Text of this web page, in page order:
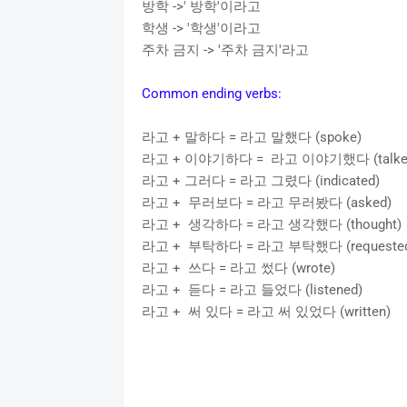
방학 ->' 방학'이라고
학생 -> '학생'이라고
주차 금지 -> '주차 금지'라고
Common ending verbs:
라고 + 말하다 = 라고 말했다 (spoke)
라고 + 이야기하다 = 라고 이야기했다
라고 + 그러다 = 라고 그렸다 (indicated)
라고 + 무러보다 = 라고 무러봤다 (asked)
라고 + 생각하다 = 라고 생각했다 (thought)
라고 + 부탁하다 = 라고 부탁했다
라고 + 쓰다 = 라고 썼다 (wrote)
라고 + 듣다 = 라고 들었다 (listened)
라고 + 써 있다 = 라고 써 있었다 (written)